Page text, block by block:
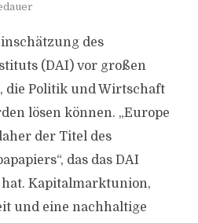
des
(DAI) vor großen
die Politik und Wirtschaft
lösen können. „Europe
der Titel des
das das DAI
Kapitalmarktunion,
und eine nachhaltige